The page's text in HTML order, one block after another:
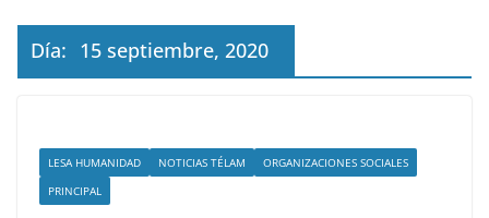
Día: 15 septiembre, 2020
LESA HUMANIDAD NOTICIAS TÉLAM
ORGANIZACIONES SOCIALES
PRINCIPAL